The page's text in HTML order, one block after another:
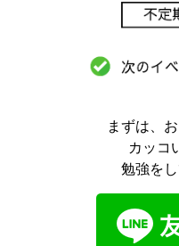
まずは、
カッコ
勉強を